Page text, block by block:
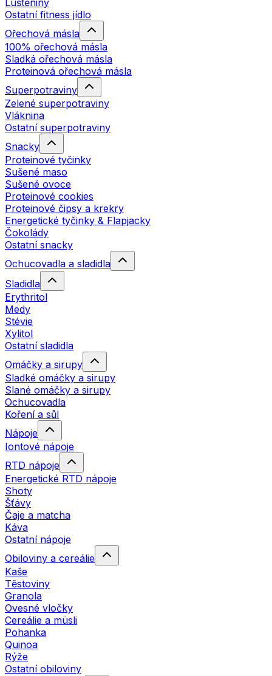
Luštěniny
Ostatní fitness jídlo
Ořechová másla
100% ořechová másla
Sladká ořechová másla
Proteinová ořechová másla
Superpotraviny
Zelené superpotraviny
Vláknina
Ostatní superpotraviny
Snacky
Proteinové tyčinky
Sušené maso
Sušené ovoce
Proteinové cookies
Proteinové čipsy a krekry
Energetické tyčinky & Flapjacky
Čokolády
Ostatní snacky
Ochucovadla a sladidla
Sladidla
Erythritol
Medy
Stévie
Xylitol
Ostatní sladidla
Omáčky a sirupy
Sladké omáčky a sirupy
Slané omáčky a sirupy
Ochucovadla
Koření a sůl
Nápoje
Iontové nápoje
RTD nápoje
Energetické RTD nápoje
Shoty
Šťávy
Čaje a matcha
Káva
Ostatní nápoje
Obiloviny a cereálie
Kaše
Těstoviny
Granola
Ovesné vločky
Cereálie a müsli
Pohanka
Quinoa
Rýže
Ostatní obiloviny